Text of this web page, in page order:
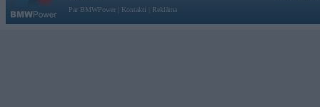
Par BMWPower
Kontakti Reklāma